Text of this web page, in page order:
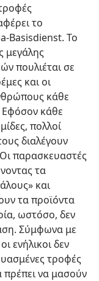
το
Basisdienst. Το
μεγάλης
πουλιέται σε
και οι
κάθε
Εφόσον κάθε
πολλοί
διαλέγουν
παρασκευαστές
τα
και
τα προϊόντα
ωστόσο, δεν
Σύμφωνα με
ενήλικοι δεν
τροφές
να μασούν